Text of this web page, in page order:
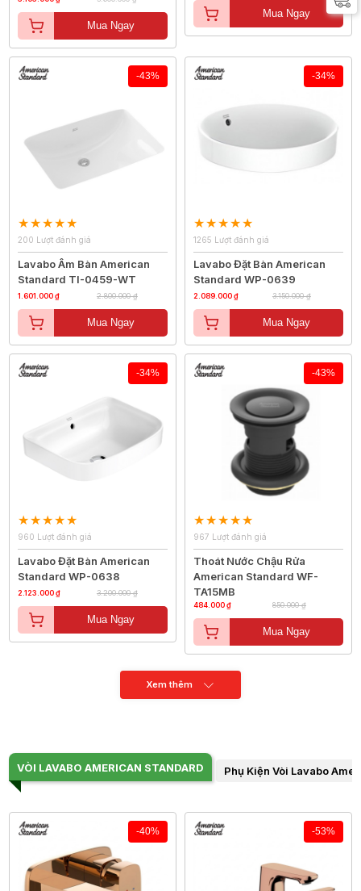
Mua Ngay
Mua Ngay
-43%
200 Lượt đánh giá
Lavabo Âm Bàn American
Standard TI-0459-WT
1.601.000 ₫ 2.800.000 ₫
Mua Ngay
-34%
1265 Lượt đánh giá
Lavabo Đặt Bàn American
Standard WP-0639
2.089.000 ₫ 3.150.000 ₫
Mua Ngay
-34%
960 Lượt đánh giá
Lavabo Đặt Bàn American
Standard WP-0638
2.123.000 ₫ 3.200.000 ₫
Mua Ngay
-43%
967 Lượt đánh giá
Thoát Nước Chậu Rửa
American Standard WF-
TA15MB
484.000 ₫ 850.000 ₫
Mua Ngay
Xem thêm
VÒI LAVABO AMERICAN STANDARD Phụ Kiện Vòi Lavabo
-40% -53%